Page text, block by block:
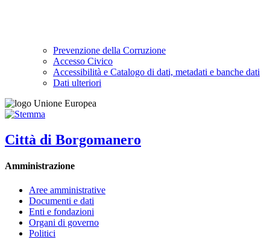
Prevenzione della Corruzione
Accesso Civico
Accessibilità e Catalogo di dati, metadati e banche dati
Dati ulteriori
Città di Borgomanero
Amministrazione
Aree amministrative
Documenti e dati
Enti e fondazioni
Organi di governo
Politici